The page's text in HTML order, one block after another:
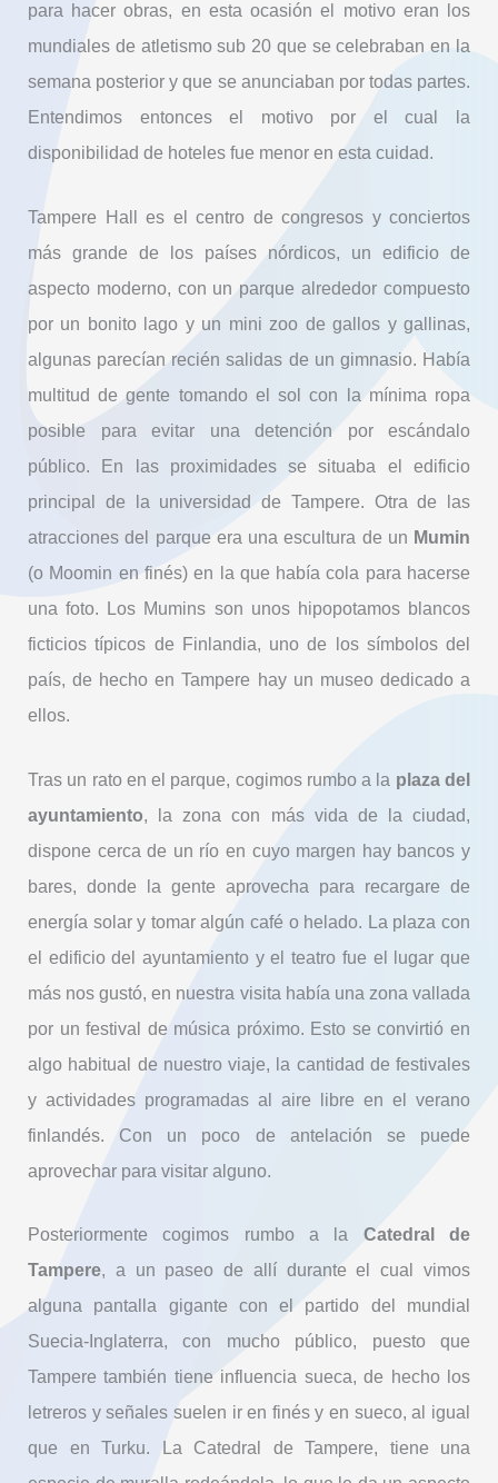
para hacer obras, en esta ocasión el motivo eran los
mundiales de atletismo sub 20 que se celebraban en la
semana posterior y que se anunciaban por todas partes.
Entendimos entonces el motivo por el cual la
disponibilidad de hoteles fue menor en esta cuidad.
Tampere Hall es el centro de congresos y conciertos
más grande de los países nórdicos, un edificio de
aspecto moderno, con un parque alrededor compuesto
por un bonito lago y un mini zoo de gallos y gallinas,
algunas parecían recién salidas de un gimnasio. Había
multitud de gente tomando el sol con la mínima ropa
posible para evitar una detención por escándalo
público. En las proximidades se situaba el edificio
principal de la universidad de Tampere. Otra de las
atracciones del parque era una escultura de un Mumin
(o Moomin en finés) en la que había cola para hacerse
una foto. Los Mumins son unos hipopotamos blancos
ficticios típicos de Finlandia, uno de los símbolos del
país, de hecho en Tampere hay un museo dedicado a
ellos.
Tras un rato en el parque, cogimos rumbo a la plaza del
ayuntamiento, la zona con más vida de la ciudad,
dispone cerca de un río en cuyo margen hay bancos y
bares, donde la gente aprovecha para recargare de
energía solar y tomar algún café o helado. La plaza con
el edificio del ayuntamiento y el teatro fue el lugar que
más nos gustó, en nuestra visita había una zona vallada
por un festival de música próximo. Esto se convirtió en
algo habitual de nuestro viaje, la cantidad de festivales
y actividades programadas al aire libre en el verano
finlandés. Con un poco de antelación se puede
aprovechar para visitar alguno.
Posteriormente cogimos rumbo a la Catedral de
Tampere, a un paseo de allí durante el cual vimos
alguna pantalla gigante con el partido del mundial
Suecia-Inglaterra, con mucho público, puesto que
Tampere también tiene influencia sueca, de hecho los
letreros y señales suelen ir en finés y en sueco, al igual
que en Turku. La Catedral de Tampere, tiene una